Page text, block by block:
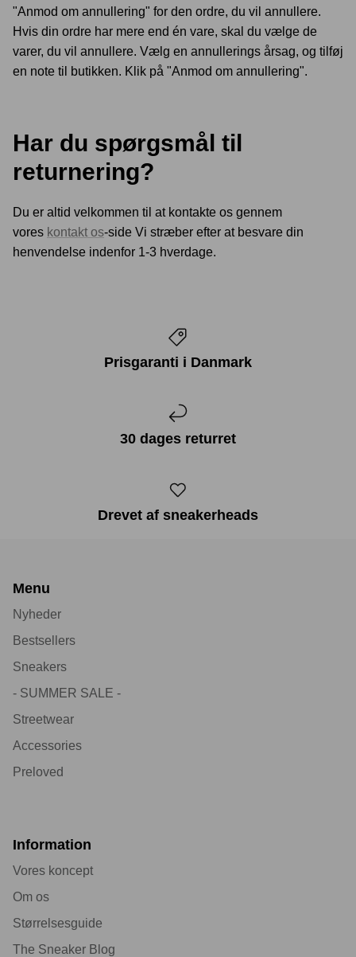
"Anmod om annullering" for den ordre, du vil annullere.
Hvis din ordre har mere end én vare, skal du vælge de
varer, du vil annullere. Vælg en annullerings årsag, og tilføj
en note til butikken. Klik på "Anmod om annullering".
Har du spørgsmål til
returnering?
Du er altid velkommen til at kontakte os gennem
vores kontakt os-side Vi stræber efter at besvare din
henvendelse indenfor 1-3 hverdage.
Prisgaranti i Danmark
30 dages returret
Drevet af sneakerheads
Menu
Nyheder
Bestsellers
Sneakers
- SUMMER SALE -
Streetwear
Accessories
Preloved
Information
Vores koncept
Om os
Størrelsesguide
The Sneaker Blog